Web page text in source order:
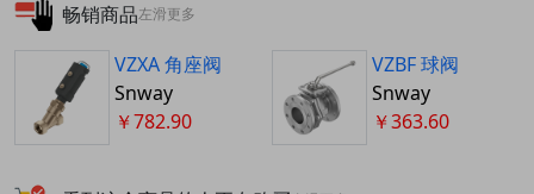
畅销商品左滑更多
VZXA 角座阀
Snway
￥782.90
VZBF 球阀
Snway
￥363.60